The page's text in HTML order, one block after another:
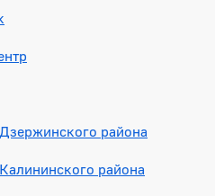
района
района